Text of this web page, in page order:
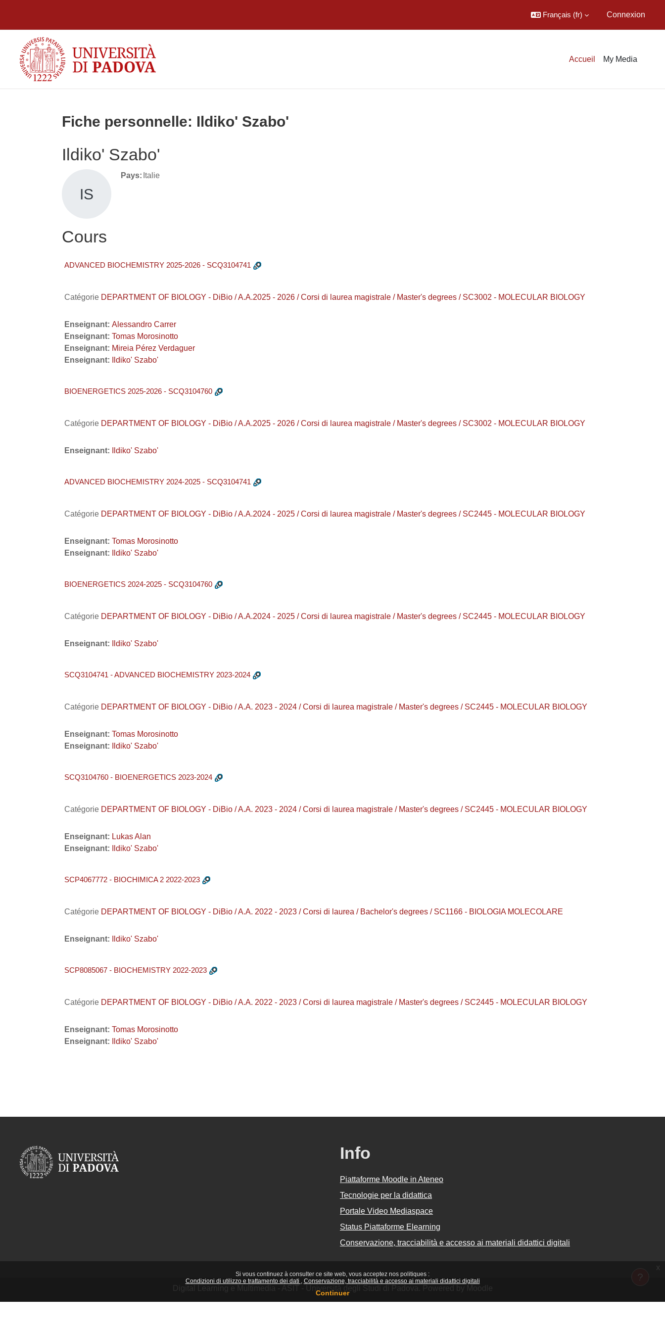
Si vous continuez à consulter ce site web, vous acceptez nos politiques :
Condizioni di utilizzo e trattamento dei dati
Conservazione, tracciabilità e accesso ai materiali didattici digitali
Continuer
x
Français ‎(fr)‎ Connexion
Accueil My Media
Fiche personnelle: Ildiko' Szabo'
Ildiko' Szabo'
IS
Pays: Italie
Cours
ADVANCED BIOCHEMISTRY 2025-2026 - SCQ3104741
Catégorie DEPARTMENT OF BIOLOGY - DiBio / A.A.2025 - 2026 / Corsi di laurea magistrale / Master's degrees / SC3002 - MOLECULAR BIOLOGY
Enseignant: Alessandro Carrer
Enseignant: Tomas Morosinotto
Enseignant: Mireia Pérez Verdaguer
Enseignant:
Ildiko' Szabo'
BIOENERGETICS 2025-2026 - SCQ3104760
Catégorie DEPARTMENT OF BIOLOGY - DiBio / A.A.2025 - 2026 / Corsi di laurea magistrale / Master's degrees / SC3002 - MOLECULAR BIOLOGY
Enseignant: Ildiko' Szabo'
ADVANCED BIOCHEMISTRY 2024-2025 - SCQ3104741
Catégorie DEPARTMENT OF BIOLOGY - DiBio / A.A.2024 - 2025 / Corsi di laurea magistrale / Master's degrees / SC2445 - MOLECULAR BIOLOGY
Enseignant: Tomas Morosinotto
Enseignant:
Ildiko' Szabo'
BIOENERGETICS 2024-2025 - SCQ3104760
Catégorie DEPARTMENT OF BIOLOGY - DiBio / A.A.2024 - 2025 / Corsi di laurea magistrale / Master's degrees / SC2445 - MOLECULAR BIOLOGY
Enseignant: Ildiko' Szabo'
SCQ3104741 - ADVANCED BIOCHEMISTRY 2023-2024
Catégorie DEPARTMENT OF BIOLOGY - DiBio / A.A. 2023 - 2024 / Corsi di laurea magistrale / Master's degrees / SC2445 - MOLECULAR BIOLOGY
Enseignant: Tomas Morosinotto
Enseignant:
Ildiko' Szabo'
SCQ3104760 - BIOENERGETICS 2023-2024
Catégorie DEPARTMENT OF BIOLOGY - DiBio / A.A. 2023 - 2024 / Corsi di laurea magistrale / Master's degrees / SC2445 - MOLECULAR BIOLOGY
Enseignant: Lukas Alan
Enseignant:
Ildiko' Szabo'
SCP4067772 - BIOCHIMICA 2 2022-2023
Catégorie DEPARTMENT OF BIOLOGY - DiBio / A.A. 2022 - 2023 / Corsi di laurea / Bachelor's degrees / SC1166 - BIOLOGIA MOLECOLARE
Enseignant: Ildiko' Szabo'
SCP8085067 - BIOCHEMISTRY 2022-2023
Catégorie DEPARTMENT OF BIOLOGY - DiBio / A.A. 2022 - 2023 / Corsi di laurea magistrale / Master's degrees / SC2445 - MOLECULAR BIOLOGY
Enseignant: Tomas Morosinotto
Enseignant:
Ildiko' Szabo'
Info
Piattaforme Moodle in Ateneo
Tecnologie per la didattica
Portale Video Mediaspace
Status Piattaforme Elearning
Conservazione, tracciabilità e accesso ai materiali didattici digitali
Digital Learning e Multimedia - ASIT - Università degli Studi di Padova. Powered by Moodle